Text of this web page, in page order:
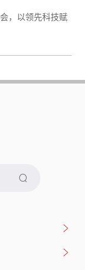
，以领先科技赋